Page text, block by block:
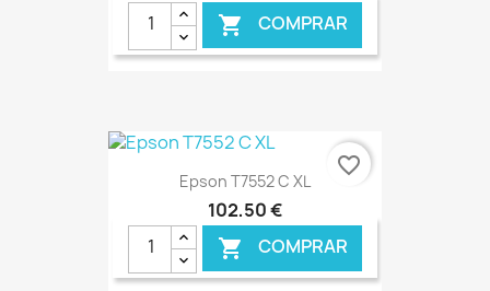
 COMPRAR
€ ONLINE
Epson T7552 C XL
102,50 €
 COMPRAR
favorite_border